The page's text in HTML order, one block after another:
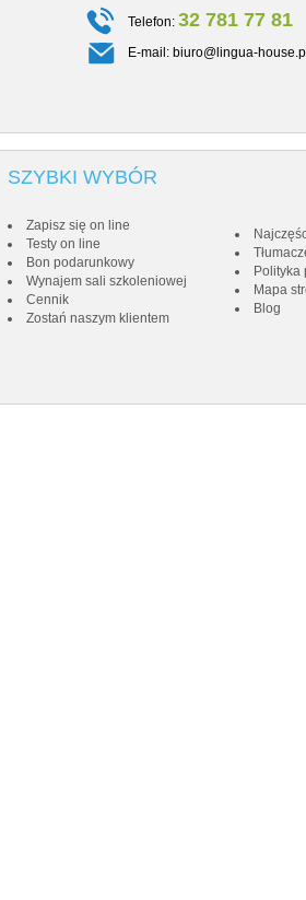
Telefon: 32 781 77 81
E-mail: biuro@lingua-house.pl
SZYBKI WYBÓR
Zapisz się on line
Testy on line
Bon podarunkowy
Wynajem sali szkoleniowej
Cennik
Zostań naszym klientem
Polityka
Mapa
Blog